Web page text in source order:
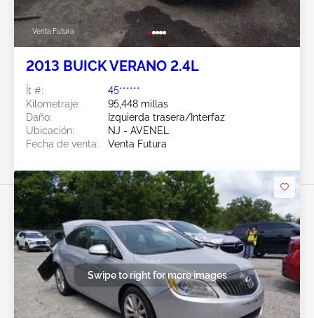
Venta Futura
2013 BUICK VERANO 2.4L
Ít #:
45******
Kilometraje:
95,448 millas
Daño:
Izquierda trasera/Interfaz
Ubicación:
NJ - AVENEL
Fecha de venta:
Venta Futura
Swipe to right for more images